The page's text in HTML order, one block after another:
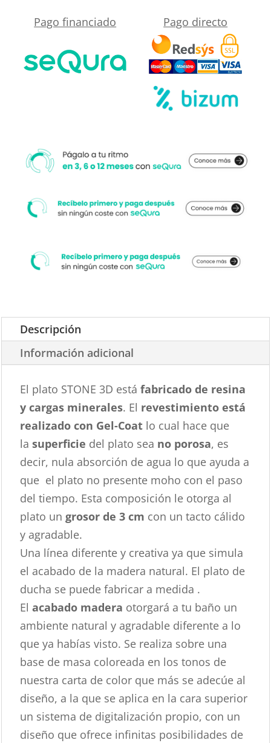
PINO
cantidad
Pago financiado Pago directo
Descripción
Información adicional
El plato STONE 3D estáfabricado de resina
y cargas minerales. El revestimiento está
realizado con Gel-Coat lo cual hace que
lasuperficie del plato sea no porosa, es
decir, nula absorción de agua lo que ayuda a
que el plato no presente moho con el paso
del tiempo. Esta composición le otorga al
plato un grosor de 3 cm con un tacto cálido
y agradable.
Una línea diferente y creativa ya que simula
el acabado de la madera natural. El plato de
ducha se puede fabricar a medida .
Elacabado madera otorgará a tu baño un
ambiente natural y agradable diferente a lo
que ya habías visto. Se realiza sobre una
base de masa coloreada en los tonos de
nuestra carta de color que más se adecúe al
diseño, a la que se aplica en la cara superior
un sistema de digitalización propio, con un
diseño que ofrece infinitas posibilidades de